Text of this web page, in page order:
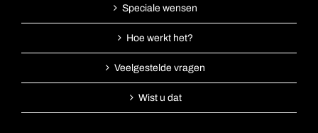
Speciale wensen
Hoe werkt het?
Veelgestelde vragen
Wist u dat